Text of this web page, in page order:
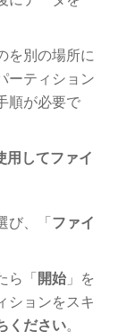
を別の場所に
ーティション
順が必要で
用してファイ
び、「 ファイ
ら「 開始 」を
ションをスキ
ください。